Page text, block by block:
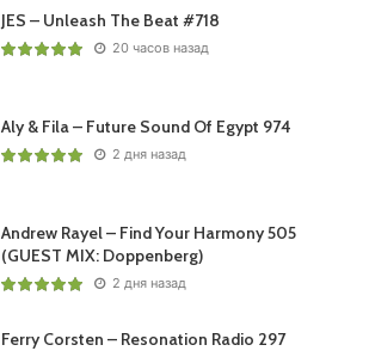
JES – Unleash The Beat #718
20 часов назад
Aly & Fila – Future Sound Of Egypt 974
2 дня назад
Andrew Rayel – Find Your Harmony 505
(GUEST MIX: Doppenberg)
2 дня назад
Ferry Corsten – Resonation Radio 297